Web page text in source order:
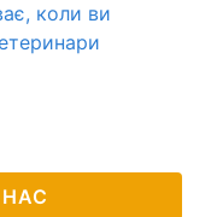
коли ви